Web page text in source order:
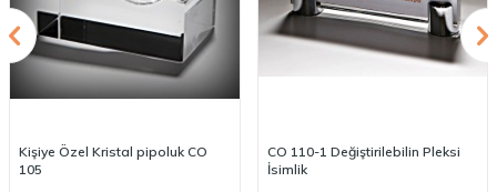
Kişiye Özel Kristal pipoluk CO
105
CO 110-1 Değiştirilebilin Pleksi
İsimlik